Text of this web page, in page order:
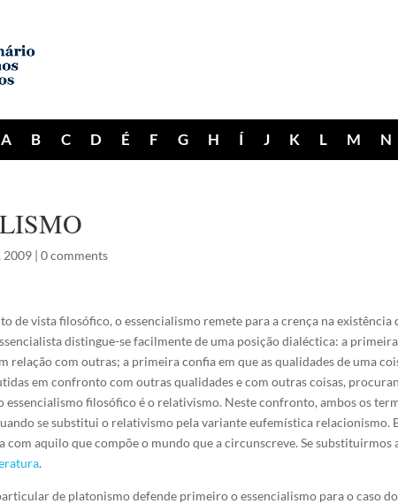
A B C D É F G H Í J K L M N
2009 |0 comments
de vista filosófico, o essencialismo remete para a crença na
distingue-se facilmente de uma posição dialéctica: a
relação com outras; a primeira confia em que as qualidades de uma
em confronto com outras qualidades e com outras coisas,
essencialismo filosófico é o relativismo. Neste confronto, ambos os
se substitui o relativismo pela variante eufemística relacionismo.
com aquilo que compõe o mundo que a circunscreve. Se substituirmos
.
de platonismo defende primeiro o essencialismo para o caso